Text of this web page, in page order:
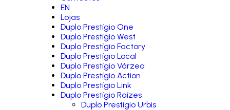
EN
Lojas
Duplo Prestígio One
Duplo Prestígio West
Duplo Prestígio Factory
Duplo Prestígio Local
Duplo Prestígio Várzea
Duplo Prestígio Action
Duplo Prestígio Link
Duplo Prestígio Raízes
Duplo Prestígio Urbis